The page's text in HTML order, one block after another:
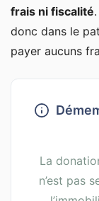
frais ni fiscalité
donc dans le
payer aucuns
La
n’est pas